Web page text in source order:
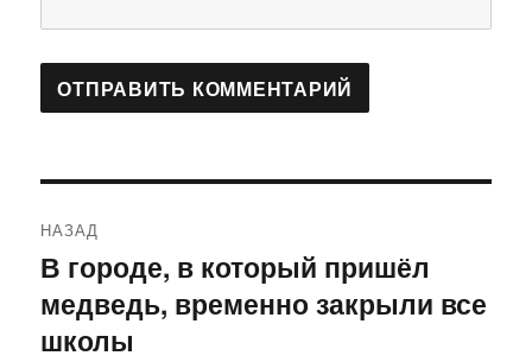
по
записям
НАЗАД
Предыдущая
запись:
В городе, в который пришёл
медведь, временно закрыли все
школы